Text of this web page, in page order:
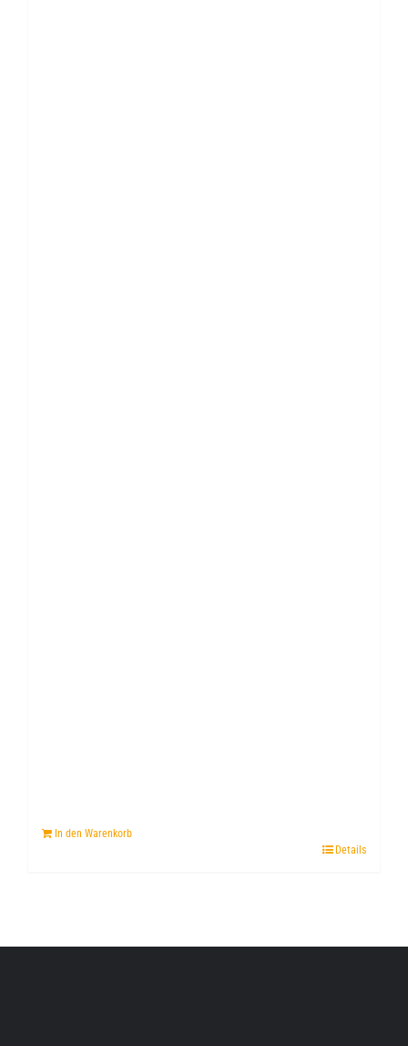
In den Warenkorb
Details